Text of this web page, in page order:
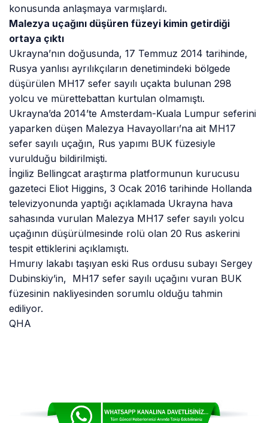
konusunda anlaşmaya varmışlardı.
Malezya uçağını düşüren füzeyi kimin getirdiği
ortaya çıktı
Ukrayna’nın doğusunda, 17 Temmuz 2014 tarihinde,
Rusya yanlısı ayrılıkçıların denetimindeki bölgede
düşürülen MH17 sefer sayılı uçakta bulunan 298
yolcu ve mürettebattan kurtulan olmamıştı.
Ukrayna’da 2014’te Amsterdam-Kuala Lumpur seferini
yaparken düşen Malezya Havayolları’na ait MH17
sefer sayılı uçağın, Rus yapımı BUK füzesiyle
vurulduğu bildirilmişti.
İngiliz Bellingcat araştırma platformunun kurucusu
gazeteci Eliot Higgins, 3 Ocak 2016 tarihinde Hollanda
televizyonunda yaptığı açıklamada Ukrayna hava
sahasında vurulan Malezya MH17 sefer sayılı yolcu
uçağının düşürülmesinde rolü olan 20 Rus askerini
tespit ettiklerini açıklamıştı.
Hmurıy lakabı taşıyan eski Rus ordusu subayı Sergey
Dubinskiy’in, MH17 sefer sayılı uçağını vuran BUK
füzesinin nakliyesinden sorumlu olduğu tahmin
ediliyor.
QHA